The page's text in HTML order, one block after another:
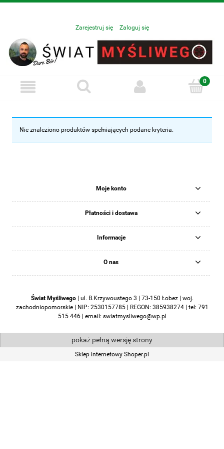
Zarejestruj się Zaloguj się
Nie znaleziono produktów spełniających podane kryteria.
Moje konto
Płatności i dostawa
Informacje
O nas
Świat Myśliwego| ul. B.Krzywoustego 3 | 73-150 Łobez | woj.
zachodniopomorskie | NIP: 2530157785 | REGON: 385938274 | tel: 791
515 446| email: swiatmysliwego@wp.pl
pokaż pełną wersję strony
Sklep internetowy Shoper.pl